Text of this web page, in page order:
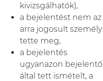
kivizsgálhatók),
a bejelentést nem az
arra jogosult személy
tette meg,
a bejelentés
ugyanazon bejelentő
által tett ismételt, a